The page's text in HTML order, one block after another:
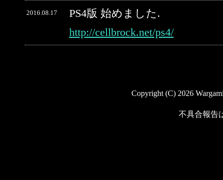
2016.08.17
PS4版 始めました.
http://cellbrock.net/ps4/
Copyright (C) 2026
不具合報告